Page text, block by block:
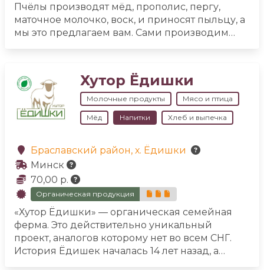
Пчёлы производят мёд, прополис, пергу,
маточное молочко, воск, и приносят пыльцу, а
мы это предлагаем вам. Сами производим
грамм витаминов, аминокислот от наших пчел
(мёд и перга) и от земли (яблоки, семена льна,
кунжута). Производим питной мёд.
Хутор Ёдишки
Молочные продукты Мясо и птица
Мёд Напитки Хлеб и выпечка
Браславский район, х. Ёдишки
Минск
70,00 р.
Органическая продукция
«Хутор Ёдишки» — органическая семейная
ферма. Это действительно уникальный
проект, аналогов которому нет во всем СНГ.
История Ёдишек началась 14 лет назад, а